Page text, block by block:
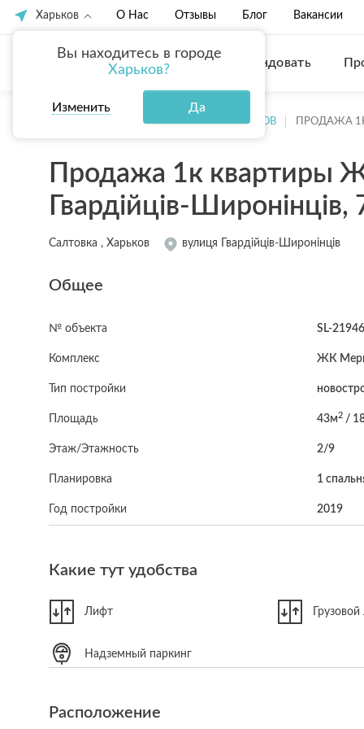
Харьков
Вы находитесь в городе
Харьков?
Изменить Да
О Нас Отзывы Блог Вакансии
Купить Арендовать
ПРОДАЖА КВАРТИР ХАРЬКОВ ПРОДАЖА
Продажа 1к квартиры
Гвардійців-Широнінців,
Салтовка , Харьков вулиця Гвардійців-Широнінців
Общее
№ объекта SL-
Комплекс ЖК
Тип постройки
Площадь 43м2/
Этаж/Этажность 2/9
Планировка 1
Год постройки 2019
Какие тут удобства
Лифт
Надземный паркинг
Расположение